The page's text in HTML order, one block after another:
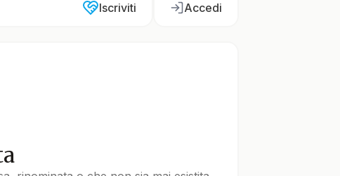
Iscriviti Accedi